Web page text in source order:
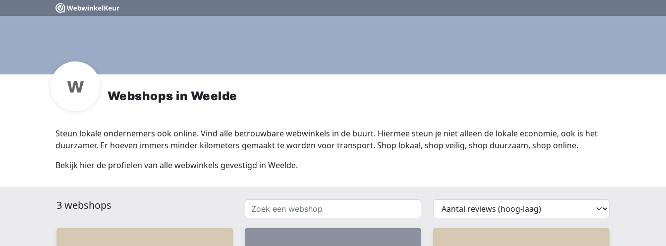
Webshops in Weelde
Steun lokale ondernemers ook online. Vind alle betrouwbare webwinkels in de buurt. Hiermee steun je niet alleen de lokale economie, ook is het
duurzamer. Er hoeven immers minder kilometers gemaakt te worden voor transport. Shop lokaal, shop veilig, shop duurzaam, shop online.
Bekijk hier de profielen van alle webwinkels gevestigd in Weelde.
3 webshops
Zoek
een
webshop
{{
__('Sort')
}}